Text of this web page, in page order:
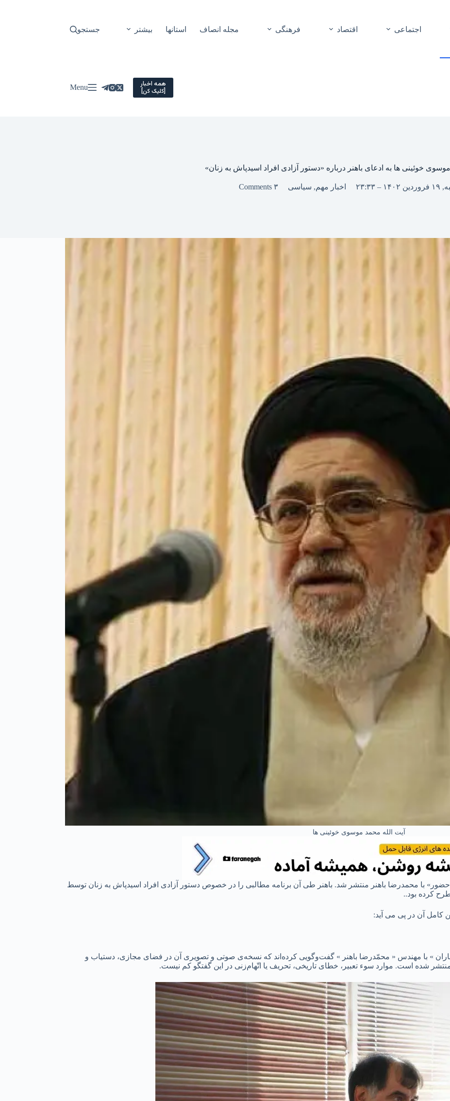
اجتماعی اقتصاد فرهنگی مجله انصاف استانها بیشتر جستجو
همه اخبار
[کلیک کن] Menu
خوئینی ها به ادعای باهنر درباره «دستور آزادی افراد اسیدپاش به زنان»
– ۲۳:۳۳ اخبار مهم, سیاسی ۳ Comments
آیت الله محمد موسوی خوئینی ها
فجر سال ۱۴۰۱ گفت و گوی برنامه «حضور» با محمدرضا باهنر منتشر شد. باهنر طی آن برنامه مطالبی را در خصوص دستور آزادی افراد اسیدپاش به زنان توسط
کرده بود..
کامل آن در پی می آید:
» با مهندس « محمّدرضا باهنر » گفت‌وگویی کرده‌اند که نسخه‌ی صوتی و تصویری آن در فضای مجازی، دستیاب و